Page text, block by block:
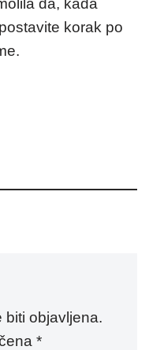
da, kada
korak po
biti objavljena.
*